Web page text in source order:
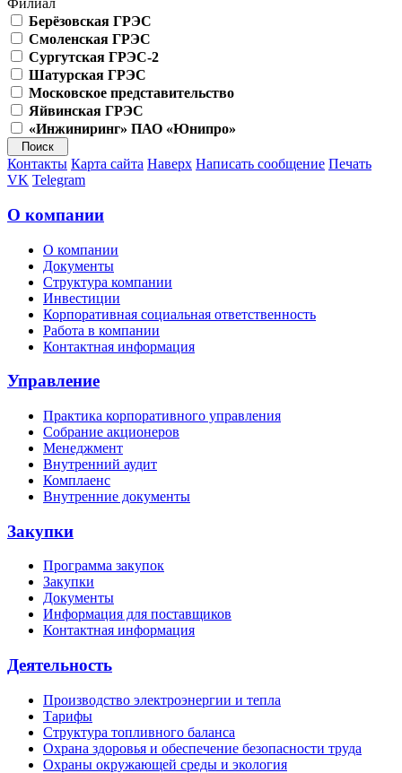
Филиал
Берёзовская ГРЭС
Смоленская ГРЭС
Сургутская ГРЭС-2
Шатурская ГРЭС
Московское представительство
Яйвинская ГРЭС
«Инжиниринг» ПАО «Юнипро»
Контакты Карта сайта Наверх Написать сообщение Печать
VK Telegram
О компании
О компании
Документы
Структура компании
Инвестиции
Корпоративная социальная ответственность
Работа в компании
Контактная информация
Управление
Практика корпоративного управления
Собрание акционеров
Менеджмент
Внутренний аудит
Комплаенс
Внутренние документы
Закупки
Программа закупок
Закупки
Документы
Информация для поставщиков
Контактная информация
Деятельность
Производство электроэнергии и тепла
Тарифы
Структура топливного баланса
Охрана здоровья и обеспечение безопасности труда
Охраны окружающей среды и экология